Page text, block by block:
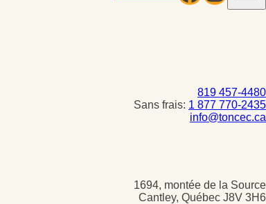
819 457-4480
Sans frais: 1 877 770-2435
info@toncec.ca
1694, montée de la Source
Cantley, Québec J8V 3H6